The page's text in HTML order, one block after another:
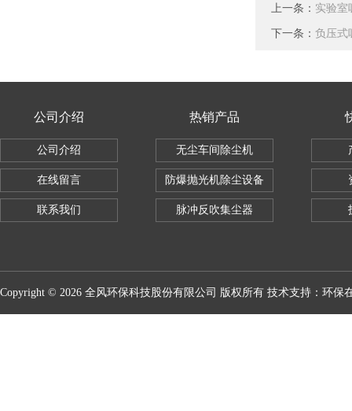
上一条： 实验室
下一条： 负压式
公司介绍
公司介绍
在线留言
联系我们
热销产品
无尘车间除尘机
防爆抛光机除尘设备
脉冲反吹集尘器
Copyright © 2026 全风环保科技股份有限公司 版权所有 技术支持： 环保